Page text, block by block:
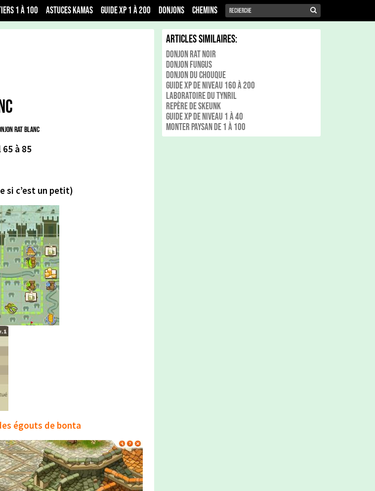
1 à 100 Astuces Kamas Guide xp 1 à 200 Donjons Chemins
Rat Blanc
à 85
si c’est un petit)
égouts de bonta
Articles Similaires:
Donjon Rat Noir
Donjon Fungus
Donjon du Chouque
Guide xp de niveau 160 à 200
Laboratoire du Tynril
Repère De Skeunk
Guide xp de niveau 1 à 40
Monter Paysan de 1 à 100